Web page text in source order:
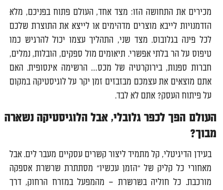
מכירים את התחושה הזו: מצד אחד, העולם פתוח בפניכם, מלא
הזדמנויות לייבא מוצרים מדהימים או לייצא את התוצרת שלכם
לכל פינה בגלובוס. מצד שני, התהליך עצמו יכול להרגיש כמו
טיפוס על הר בלתי אפשרי. תיאומים מול ספקים, הובלות, נמלים,
חברות ספנות, בירוקרטיה של מכס… הרשימה אינסופית. האם
אתם מוצאים את עצמכם מבזבזים זמן יקר על לוגיסטיקה במקום
על פיתוח העסק? אתם לא לבד.
העולם הפך לכפר גלובלי, אבל הלוגיסטיקה נשארה
מבוך?
בעידן הדיגיטלי, קל מתמיד ליצור קשרים עסקיים מעבר לים. אבל
מאחורי כל קליק של "הזמן עכשיו" מסתתרת שרשרת אספקה
מורכבת. כל חוליה בשרשרת – מהמפעל במזרח הרחוק, דרך